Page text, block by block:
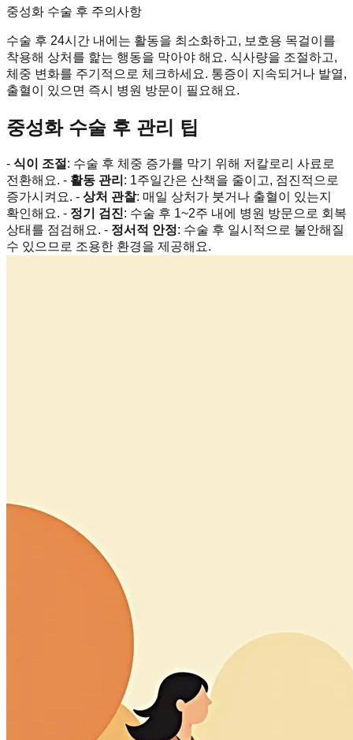
중성화 수술 후 주의사항
수술 후 24시간 내에는 활동을 최소화하고, 보호용 목걸이를
착용해 상처를 핥는 행동을 막아야 해요. 식사량을 조절하고,
체중 변화를 주기적으로 체크하세요. 통증이 지속되거나 발열,
출혈이 있으면 즉시 병원 방문이 필요해요.
중성화 수술 후 관리 팁
- 식이 조절 : 수술 후 체중 증가를 막기 위해 저칼로리 사료로
전환해요. - 활동 관리 : 1주일간은 산책을 줄이고, 점진적으로
증가시켜요. - 상처 관찰: 매일 상처가 붓거나 출혈이 있는지
확인해요. - 정기 검진: 수술 후 1~2주 내에 병원 방문으로 회복
상태를 점검해요. - 정서적 안정: 수술 후 일시적으로 불안해질
수 있으므로 조용한 환경을 제공해요.